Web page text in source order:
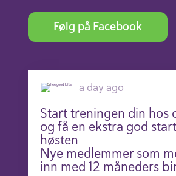
Følg på Facebook
a day ago
Start treningen din hos
og få en ekstra god
høsten
Nye medlemmer som
inn med 12 måneders